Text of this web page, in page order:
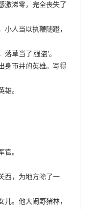
激涕零，完全丧失了
人当以执鞭随蹬，
草当了‚强盗‛。
身市井的英雄。写得
雄。
官。
西，为地方除了一
。他大闹野猪林，